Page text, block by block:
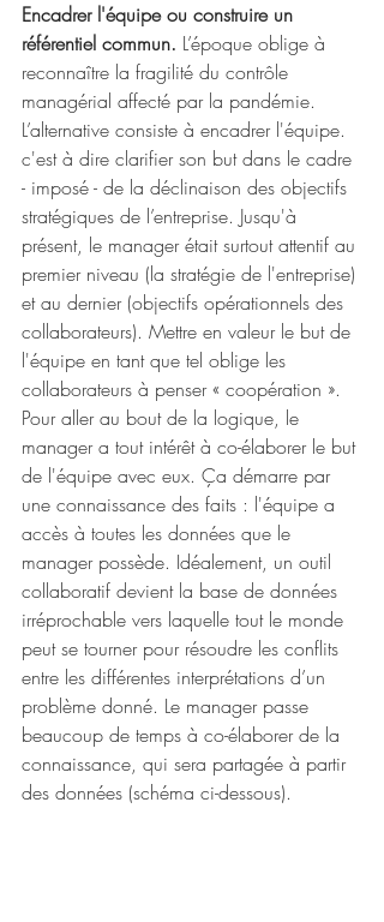
Encadrer l'équipe ou construire un
référentiel commun. L’époque oblige à
reconnaître la fragilité du contrôle
managérial affecté par la pandémie.
L’alternative consiste à encadrer l'équipe.
c'est à dire clarifier son but dans le cadre
- imposé - de la déclinaison des objectifs
stratégiques de l’entreprise. Jusqu'à
présent, le manager était surtout attentif au
premier niveau (la stratégie de l'entreprise)
et au dernier (objectifs opérationnels des
collaborateurs). Mettre en valeur le but de
l'équipe en tant que tel oblige les
collaborateurs à penser « coopération ».
Pour aller au bout de la logique, le
manager a tout intérêt à co-élaborer le but
de l'équipe avec eux. Ça démarre par
une connaissance des faits : l'équipe a
accès à toutes les données que le
manager possède. Idéalement, un outil
collaboratif devient la base de données
irréprochable vers laquelle tout le monde
peut se tourner pour résoudre les conflits
entre les différentes interprétations d’un
problème donné. Le manager passe
beaucoup de temps à co-élaborer de la
connaissance, qui sera partagée à partir
des données (schéma ci-dessous).